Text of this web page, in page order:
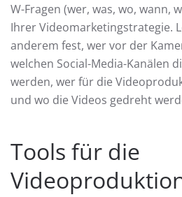
W-Fragen (wer, was, wo, wann,
Ihrer Videomarketingstrategie.
anderem fest, wer vor der
welchen Social-Media-Kanälen
werden, wer für die
und wo die Videos gedreht
Tools für die